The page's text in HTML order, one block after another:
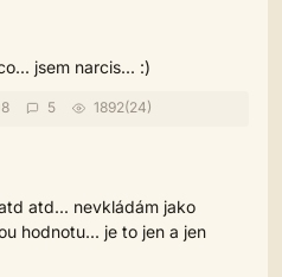
jsem narcis... :)
5 1892(24)
atd... nevkládám jako
hodnotu... je to jen a jen